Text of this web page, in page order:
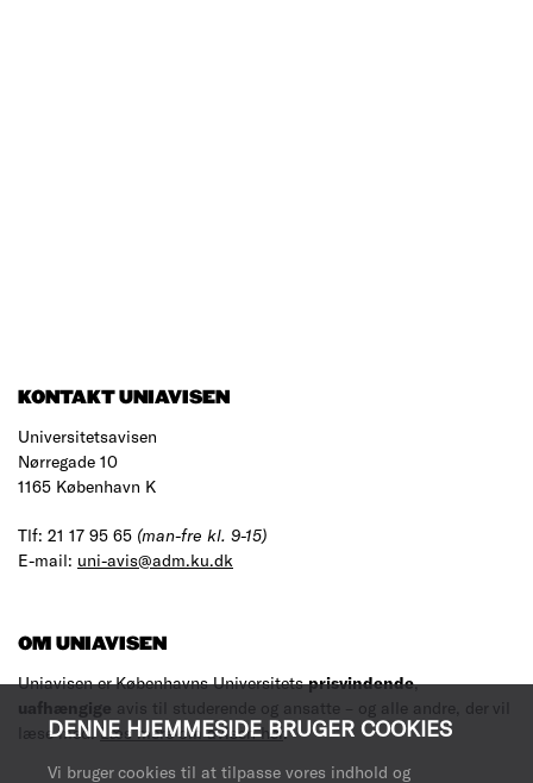
DENNE HJEMMESIDE BRUGER COOKIES
Vi bruger cookies til at tilpasse vores indhold og
KONTAKT UNIAVISEN
Universitetsavisen
Nørregade 10
1165 København K
Tlf: 21 17 95 65 (man-fre kl. 9-15)
E-mail: uni-avis@adm.ku.dk
OM UNIAVISEN
Uniavisen er Københavns Universitetsprisvindende,
uafhængige avis til studerende og ansatte – og alle andre, der vil
læse med.Læs mere om avisen her.